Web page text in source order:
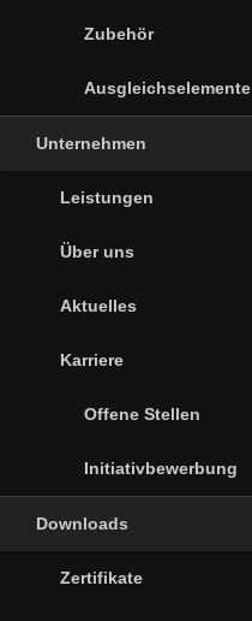
Zubehör
Ausgleichselemente
Unternehmen
Leistungen
Über uns
Aktuelles
Karriere
Offene Stellen
Initiativbewerbung
Downloads
Zertifikate